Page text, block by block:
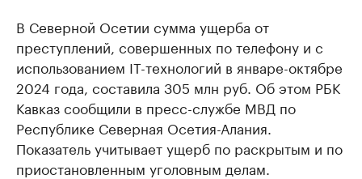
В Северной Осетии сумма ущерба от
преступлений, совершенных по телефону и с
использованием IT-технологий в январе-октябре
2024 года, составила 305 млн руб. Об этом РБК
Кавказ сообщили в пресс-службе МВД по
Республике Северная Осетия-Алания.
Показатель учитывает ущерб по раскрытым и по
приостановленным уголовным делам.